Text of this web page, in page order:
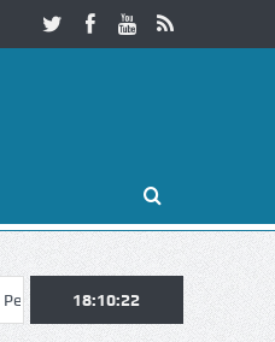
Esposende. Galaicofolia atrai
18:10:24